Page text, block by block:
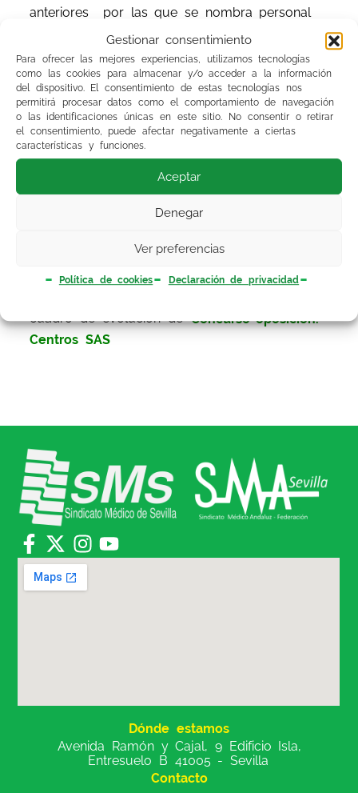
Gestionar consentimiento
Para ofrecer las mejores experiencias, utilizamos tecnologías
como las cookies para almacenar y/o acceder a la información
del dispositivo. El consentimiento de estas tecnologías nos
permitirá procesar datos como el comportamiento de navegación
o las identificaciones únicas en este sitio. No consentir o retirar
el consentimiento, puede afectar negativamente a ciertas
características y funciones.
Aceptar
Denegar
Ver preferencias
Política de cookies Declaración de privacidad
anteriores por las que se nombra personal
estatutario fijo de la categoría/especialidad por
repesca:
Centros SAS
FEA Anatomía Patológica
Elplazo para tomar posesiónserá de un mes
improrrogable desde el día hábil siguiente a
cuadro de evolución de Concurso-oposición.
Centros SAS
Dónde estamos
Avenida Ramón y Cajal, 9 Edificio Isla,
Entresuelo B 41005 - Sevilla
Contacto